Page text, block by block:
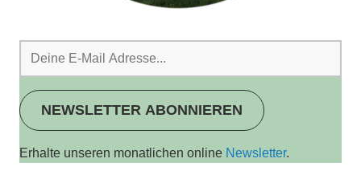
NEWSLETTER ABONNIEREN
Erhalte unseren monatlichen online Newsletter.